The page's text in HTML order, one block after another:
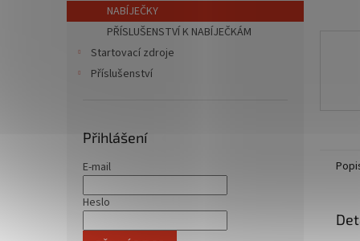
NABÍJEČKY
PŘÍSLUŠENSTVÍ K NABÍJEČKÁM
Startovací zdroje
Příslušenství
Přihlášení
E-mail
Heslo